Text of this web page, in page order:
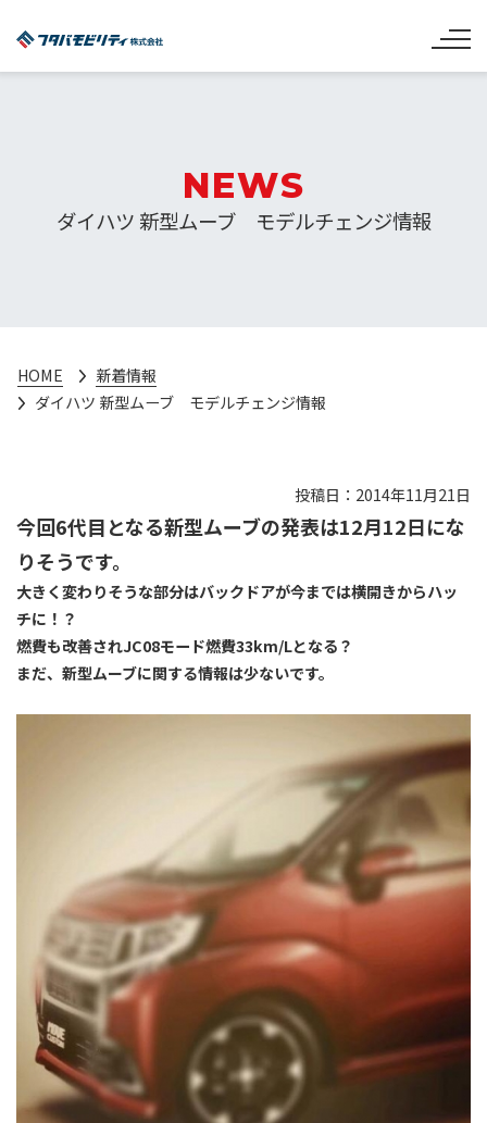
NEWS
ダイハツ 新型ムーブ モデルチェンジ情報
HOME
新着情報
ダイハツ 新型ムーブ モデルチェンジ情報
投稿日：2014年11月21日
今回6代目となる新型ムーブの発表は12月12日にな
りそうです。
大きく変わりそうな部分はバックドアが今までは横開きからハッ
チに！？
燃費も改善されJC08モード燃費33km/Lとなる？
まだ、新型ムーブに関する情報は少ないです。